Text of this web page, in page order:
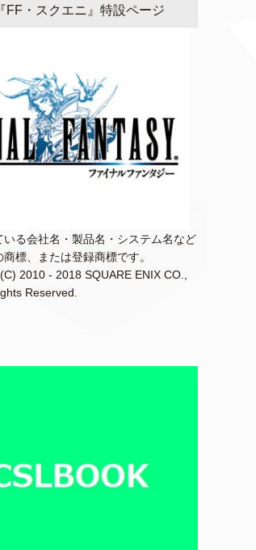
FF・スクエニ』特設ページ
いる会社名・製品名・システム名など
標、または登録商標です。
2010 - 2018 SQUARE ENIX CO.,
Reserved.